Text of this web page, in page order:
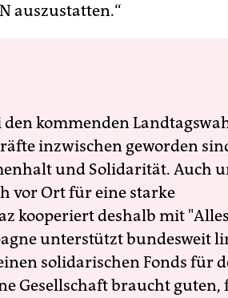
auszustatten.“
kommenden
inzwischen geworden
und Solidarität. Auch
vor Ort für eine starke
kooperiert deshalb mit "Alles
unterstützt bundesweit
solidarischen Fonds für
Gesellschaft braucht guten,